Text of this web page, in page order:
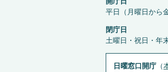
平日（月曜日から
閉庁日
土曜日・祝日・年
日曜窓口開庁 （